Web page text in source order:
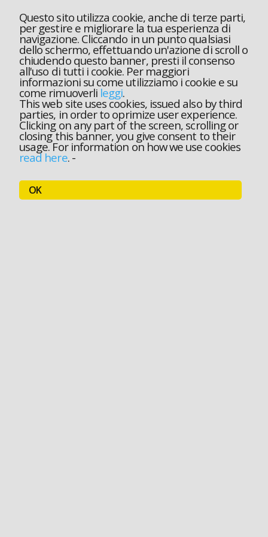
Questo sito utilizza cookie, anche di terze parti,
per gestire e migliorare la tua esperienza di
navigazione. Cliccando in un punto qualsiasi
dello schermo, effettuando un'azione di scroll o
chiudendo questo banner, presti il consenso
all'uso di tutti i cookie. Per maggiori
informazioni su come utilizziamo i cookie e su
come rimuoverli leggi.
This web site uses cookies, issued also by third
parties, in order to oprimize user experience.
Clicking on any part of the screen, scrolling or
closing this banner, you give consent to their
usage. For information on how we use cookies
read here.-
OK